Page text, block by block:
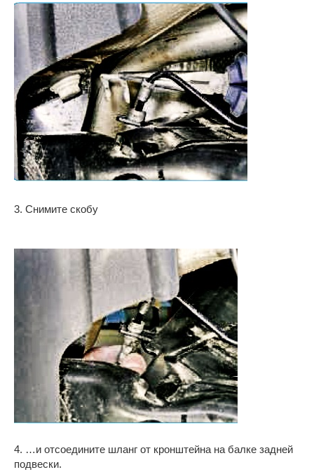
3. Снимите скобу
4. …и отсоедините шланг от кронштейна на балке задней
подвески.